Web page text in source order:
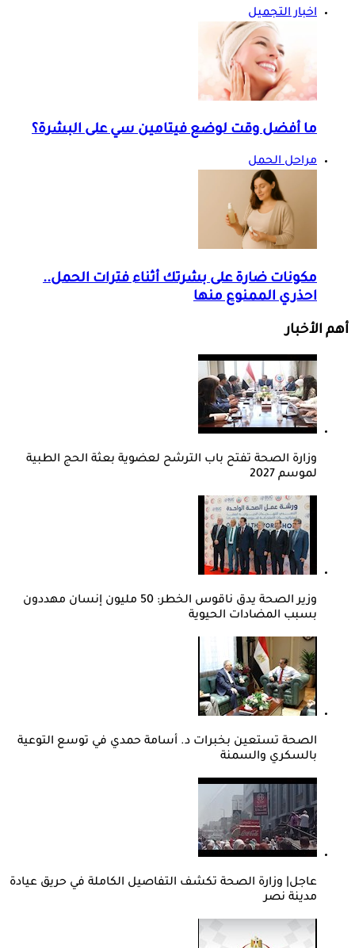
اخبار التجميل
ما أفضل وقت لوضع فيتامين سي على البشرة؟
مراحل الحمل
مكونات ضارة على بشرتك أثناء فترات الحمل..
احذري الممنوع منها
أهم الأخبار
وزارة الصحة تفتح باب الترشح لعضوية بعثة الحج الطبية
لموسم 2027
وزير الصحة يدق ناقوس الخطر: 50 مليون إنسان مهددون
بسبب المضادات الحيوية
الصحة تستعين بخبرات د. أسامة حمدي في توسع التوعية
بالسكري والسمنة
عاجل| وزارة الصحة تكشف التفاصيل الكاملة في حريق عيادة
مدينة نصر